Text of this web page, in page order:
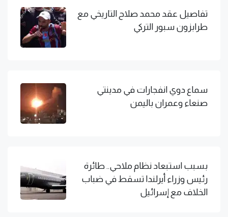
تفاصيل عقد محمد صلاح التاريخي مع
طرابزون سبور التركي
سماع دوي انفجارات في مدينتي
صنعاء وعمران باليمن
بسبب استبعاد نظام ملاحي.. طائرة
رئيس وزراء أيرلندا تسقط في ضباب
الخلاف مع إسرائيل